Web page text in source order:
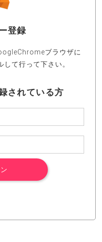
登録
ブラウザに
して行って下さい。
されている方